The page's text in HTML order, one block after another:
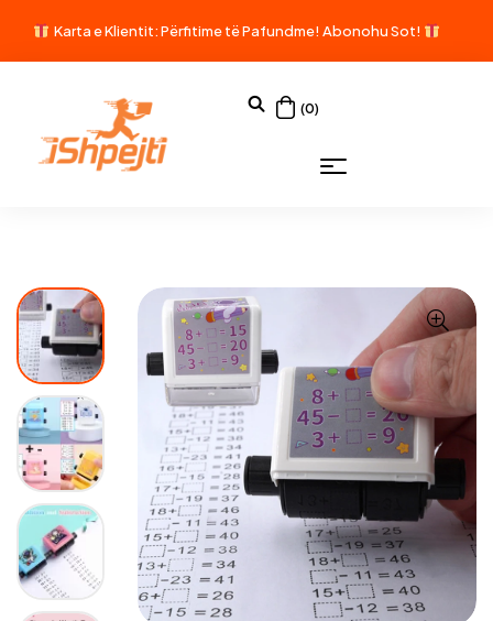
Karta e Klientit: Përfitime të Pafundme! Abonohu Sot!
(0)